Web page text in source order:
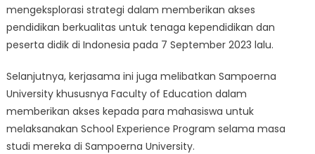
mengeksplorasi strategi dalam memberikan akses
pendidikan berkualitas untuk tenaga kependidikan dan
peserta didik di Indonesia pada 7 September 2023 lalu.
Selanjutnya, kerjasama ini juga melibatkan Sampoerna
University khususnya Faculty of Education dalam
memberikan akses kepada para mahasiswa untuk
melaksanakan School Experience Program selama masa
studi mereka di Sampoerna University.